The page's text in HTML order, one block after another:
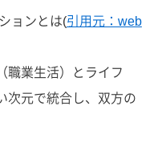
ョンとは(引用元：web
職業生活）とライフ
次元で統合し、双方の